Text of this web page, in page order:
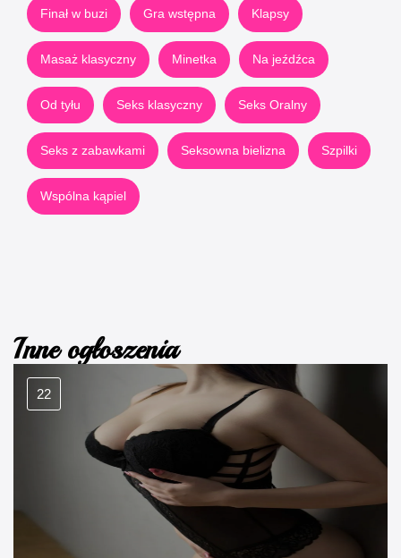
Finał w buzi Gra wstępna Klapsy
Masaż klasyczny Minetka Na jeźdźca
Od tyłu Seks klasyczny Seks Oralny
Seks z zabawkami Seksowna bielizna Szpilki
Wspólna kąpiel
Inne ogłoszenia
22